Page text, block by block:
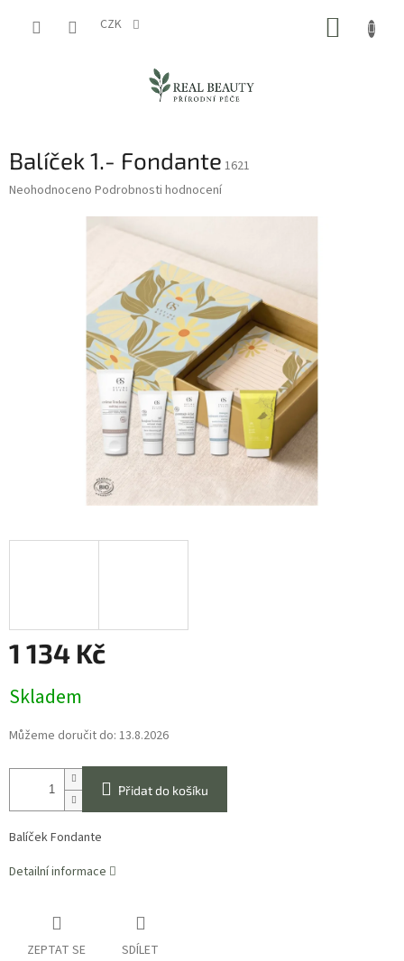
CZK
Balíček 1.- Fondante 1621
Průměrné
Neohodnoceno Podrobnosti hodnocení
1 134 Kč
cena:
Skladem
Můžeme doručit do: 13.8.2026
Přidat do košíku
Balíček Fondante
Detailní informace
ZEPTAT SE SDÍLET